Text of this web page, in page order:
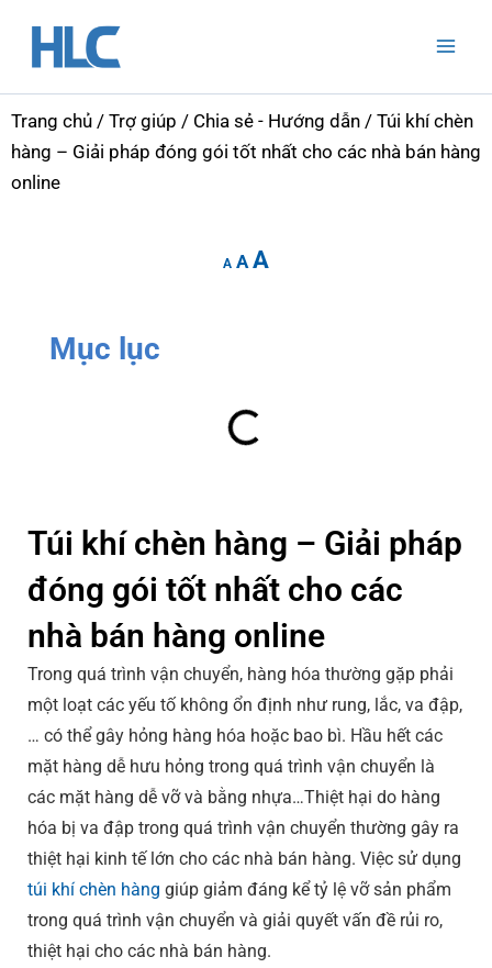
Trang chủ / Trợ giúp / Chia sẻ - Hướng dẫn / Túi khí chèn
hàng – Giải pháp đóng gói tốt nhất cho các nhà bán hàng
online
Afont
Afont
Afont
Mục lục
Túi khí chèn hàng – Giải pháp
đóng gói tốt nhất cho các
nhà bán hàng online
Trong quá trình vận chuyển, hàng hóa thường gặp phải
một loạt các yếu tố không ổn định như rung, lắc, va đập,
… có thể gây hỏng hàng hóa hoặc bao bì. Hầu hết các
mặt hàng dễ hưu hỏng trong quá trình vận chuyển là
các mặt hàng dễ vỡ và bằng nhựa…Thiệt hại do hàng
hóa bị va đập trong quá trình vận chuyển thường gây ra
thiệt hại kinh tế lớn cho các nhà bán hàng. Việc sử dụng
túi khí chèn hàng giúp giảm đáng kể tỷ lệ vỡ sản phẩm
trong quá trình vận chuyển và giải quyết vấn đề rủi ro,
thiệt hại cho các nhà bán hàng.